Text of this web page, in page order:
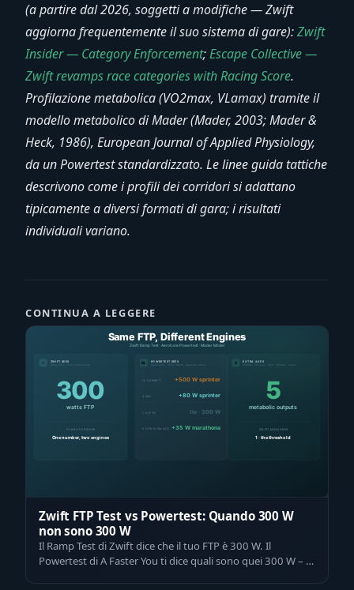
(a partire dal 2026, soggetti a modifiche — Zwift
aggiorna frequentemente il suo sistema di gare):Zwift
Insider — Category Enforcement;Escape Collective —
Zwift revamps race categories with Racing Score.
Profilazione metabolica (VO2max, VLamax) tramite il
modello metabolico di Mader (Mader, 2003; Mader &
Heck, 1986), European Journal of Applied Physiology,
da un Powertest standardizzato. Le linee guida tattiche
descrivono come i profili dei corridori si adattano
tipicamente a diversi formati di gara; i risultati
individuali variano.
CONTINUA A LEGGERE
Zwift FTP Test vs Powertest: Quando 300 W
non sono 300 W
Il Ramp Test di Zwift dice che il tuo FTP è 300 W. Il
Powertest di A Faster You ti dice quali sono quei 300 W – e